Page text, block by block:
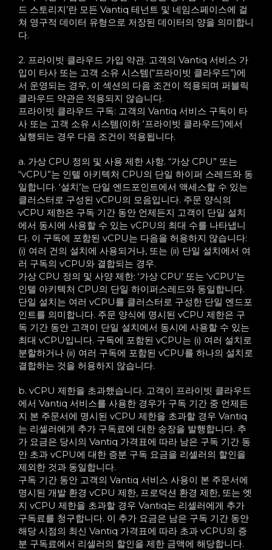
드 스토리지’란 모든 Vantiq 테넌트 및 네임스페이스에 걸
쳐 영구적 데이터 유형으로 저장된 데이터의 양을 의미합니
다.
2. 프라이빗 클라우드 가입 약관. 고객의 Vantiq 서비스 가
입이 타사 또는 고객 소유 시스템(“프라이빗 클라우드”)에
서 운영되는 경우, 이 섹션의 다음 조건이 적용되며 퍼블릭
클라우드 약관은 적용되지 않습니다.
프라이빗 클라우드 구독: 고객의 Vantiq 서비스 구독이 타
사 또는 고객 소유 시스템(이하 ‘프라이빗 클라우드’)에서
실행되는 경우 다음 조건이 적용됩니다.
a. 가상 CPU 정의 및 사용 제한 사항. “가상 CPU” 또는
“vCPU”는 인텔 아키텍처 CPU의 단일 하이퍼 스레드와 동
일합니다. ‘설치’는 단일 엔드포인트에서 액세스할 수 있는
클러스터로 구성된 vCPU의 모음입니다. 주문 양식의
vCPU 제한은 구독 기간 동안 언제든지 고객이 단일 설치
에서 동시에 사용할 수 있는 vCPU의 최대 수를 나타냅니
다. 이 구독에 포함된 vCPU는 다음을 허용하지 않습니다:
(i) 여러 건의 설치에 사용되거나, 또는 (ii) 단일 설치에서 여
러 구독의 vCPU와 결합되는 경우.
가상 CPU 정의 및 사양 제한: ‘가상 CPU’ 또는 ‘vCPU’는
인텔 아키텍처 CPU의 단일 하이퍼스레드와 동일합니다.
단일 설치는 여러 vCPU를 클러스터로 구성한 단일 엔드포
인트를 의미합니다. 주문 양식에 명시된 vCPU 제한은 구
독 기간 동안 고객이 단일 설치에서 동시에 사용할 수 있는
최대 vCPU입니다. 구독에 포함된 vCPU는 (i) 여러 설치로
분할하거나 (ii) 여러 구독에 포함된 vCPU를 하나의 설치로
결합하는 것을 허용하지 않습니다.
b. vCPU 제한을 초과했습니다. 고객이 프라이빗 클라우드
에서 Vantiq 서비스를 사용한 경우가 구독 기간 중 언제든
지 본 주문서에 명시된 vCPU 제한을 초과할 경우 Vantiq
는 리셀러에게 추가 구독료에 대한 송장을 발행합니다. 추
가 요금은 당시의 Vantiq 가격표에 따라 남은 구독 기간 동
안 초과 vCPU에 대한 증분 구독 요금을 리셀러의 할인을
제외한 것과 동일합니다.
구독 기간 동안 고객의 Vantiq 서비스 사용이 본 주문서에
명시된 개발 환경 vCPU 제한, 프로덕션 환경 제한, 또는 엣
지 vCPU 제한을 초과할 경우 Vantiq는 리셀러에게 추가
구독료를 청구합니다. 이 추가 요금은 남은 구독 기간 동안
해당 시점의 최신 Vantiq 가격표에 따라 초과 vCPU의 증
분 구독료에서 리셀러의 할인을 제한 금액에 해당합니다.